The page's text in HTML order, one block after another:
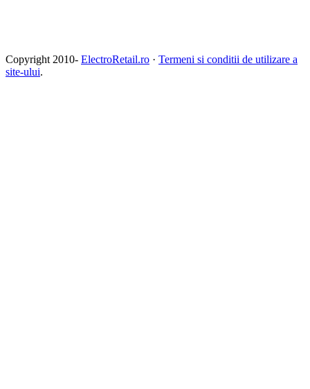
Copyright 2010- ElectroRetail.ro · Termeni si conditii de utilizare a
site-ului.